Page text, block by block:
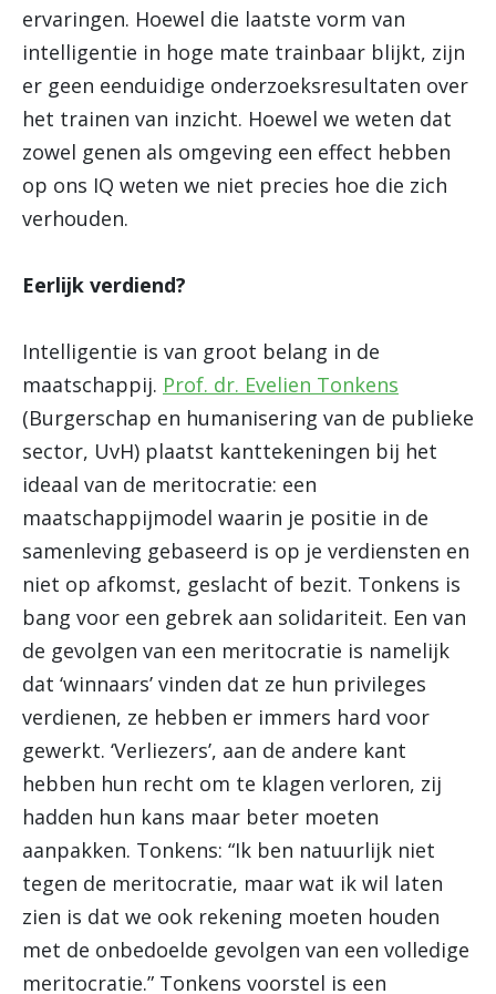
ervaringen. Hoewel die laatste vorm van
intelligentie in hoge mate trainbaar blijkt, zijn
er geen eenduidige onderzoeksresultaten over
het trainen van inzicht. Hoewel we weten dat
zowel genen als omgeving een effect hebben
op ons IQ weten we niet precies hoe die zich
verhouden.
Eerlijk verdiend?
Intelligentie is van groot belang in de
maatschappij. Prof. dr. Evelien Tonkens
(Burgerschap en humanisering van de publieke
sector, UvH) plaatst kanttekeningen bij het
ideaal van de meritocratie: een
maatschappijmodel waarin je positie in de
samenleving gebaseerd is op je verdiensten en
niet op afkomst, geslacht of bezit. Tonkens is
bang voor een gebrek aan solidariteit. Een van
de gevolgen van een meritocratie is namelijk
dat ‘winnaars’ vinden dat ze hun privileges
verdienen, ze hebben er immers hard voor
gewerkt. ‘Verliezers’, aan de andere kant
hebben hun recht om te klagen verloren, zij
hadden hun kans maar beter moeten
aanpakken. Tonkens: “Ik ben natuurlijk niet
tegen de meritocratie, maar wat ik wil laten
zien is dat we ook rekening moeten houden
met de onbedoelde gevolgen van een volledige
meritocratie.” Tonkens voorstel is een